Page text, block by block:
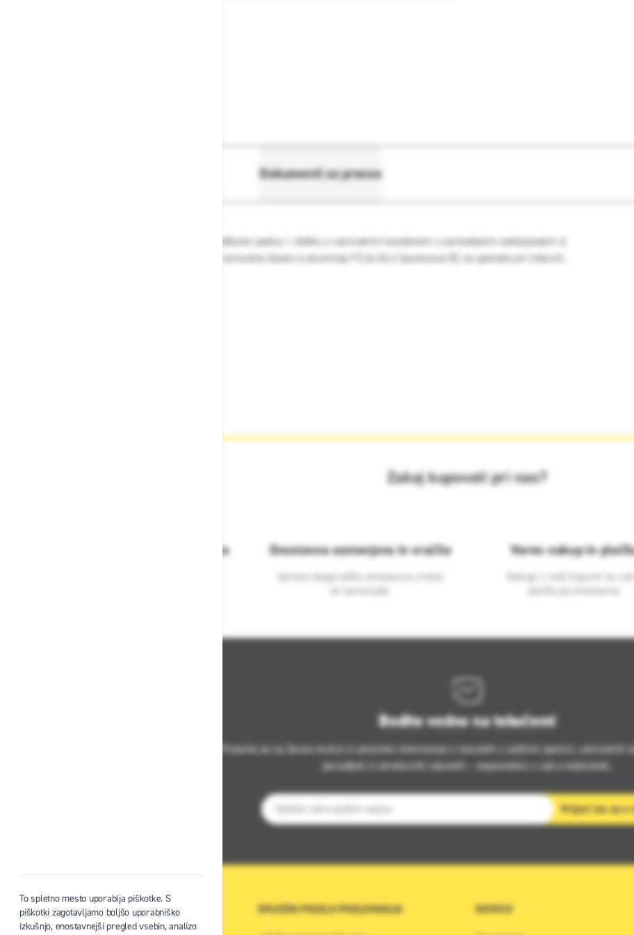
Dokumenti za prenos
Samopovratni sistem, blažilni element, indikator padca, I oblike, z varovalnim karabinom s samodejnim zaklepanjem iz
aluminija KOBRA AL TRI (povezava A) in varovalno kljuko iz aluminija FS 64 ALU (povezava B), za uporabo pri robovih,
Zakaj kupovati pri nas?
Dostava in prevzemna mesta Enostavna zamenjava in vračila
Izbrano blago lahko ensotavno vrnete
ali zamenjate
Varen nakup in
Nakupi v naši trgovini so varni
plačila pa enostavna.
Bodite vedno na tekočem!
Prijavite se na Zavas novice in prejmite informacije o novostih v zaščitni opremi, varnostnih
ponudbah in strokovnih nasvetih – neposredno v vaš e-nabiralnik.
E-poštni naslov
Prijavi me na
O PODJETJU
SPLOŠNI POGOJI POSLOVANJA
NOVICE
To spletno mesto uporablja piškotke. S
piškotki zagotavljamo boljšo uporabniško
izkušnjo, enostavnejši pregled vsebin, analizo